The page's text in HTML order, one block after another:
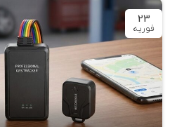
23
فوریه